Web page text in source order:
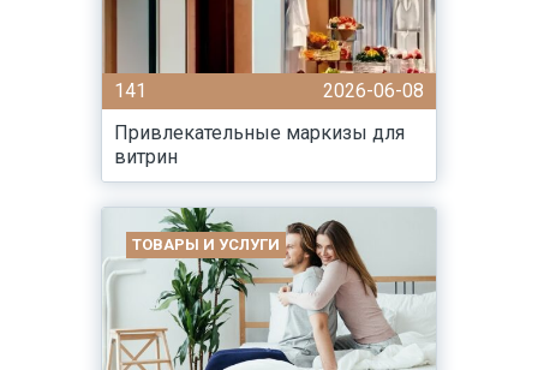
141
2026-06-08
Привлекательные маркизы для
витрин
ТОВАРЫ И УСЛУГИ